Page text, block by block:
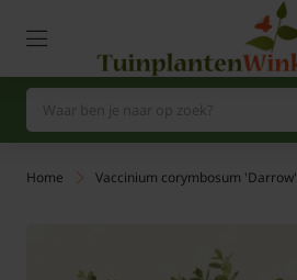
Home Vaccinium corymbosum 'Darrow'